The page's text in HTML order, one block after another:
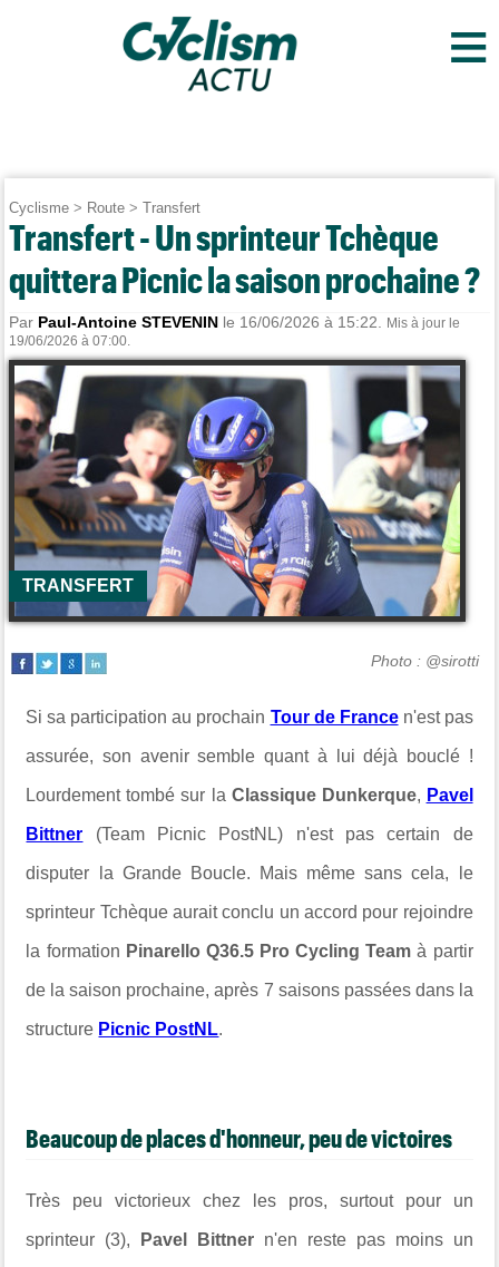
≡
Cyclisme > Route >Transfert
Transfert - Un sprinteur Tchèque
quittera Picnic la saison prochaine ?
Par Paul-Antoine STEVENIN le 16/06/2026 à 15:22.
Mis à jour le
19/06/2026 à 07:00.
TRANSFERT
Photo : @sirotti
Si sa participation au prochain Tour de France n'est pas
assurée, son avenir semble quant à lui déjà bouclé !
Lourdement tombé sur la Classique Dunkerque, Pavel
Bittner (Team Picnic PostNL) n'est pas certain de
disputer la Grande Boucle. Mais même sans cela, le
sprinteur Tchèque aurait conclu un accord pour rejoindre
la formation Pinarello Q36.5 Pro Cycling Teamà partir
de la saison prochaine, après 7 saisons passées dans la
structure Picnic PostNL.
Beaucoup de places d'honneur, peu de victoires
Très peu victorieux chez les pros, surtout pour un
sprinteur (3), Pavel Bittner n'en reste pas moins un